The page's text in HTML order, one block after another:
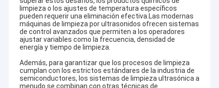
limpieza o los ajustes de temperatura específicos
pueden requerir una eliminación efectiva.Las modernas
máquinas de limpieza por ultrasonidos ofrecen sistemas
de control avanzados que permiten a los operadores
ajustar variables como la frecuencia, densidad de
energía y tiempo de limpieza.
Además, para garantizar que los procesos de limpieza
cumplan con los estrictos estándares de la industria de
semiconductores, los sistemas de limpieza ultrasónica a
menudo se combinan con otras técnicas de